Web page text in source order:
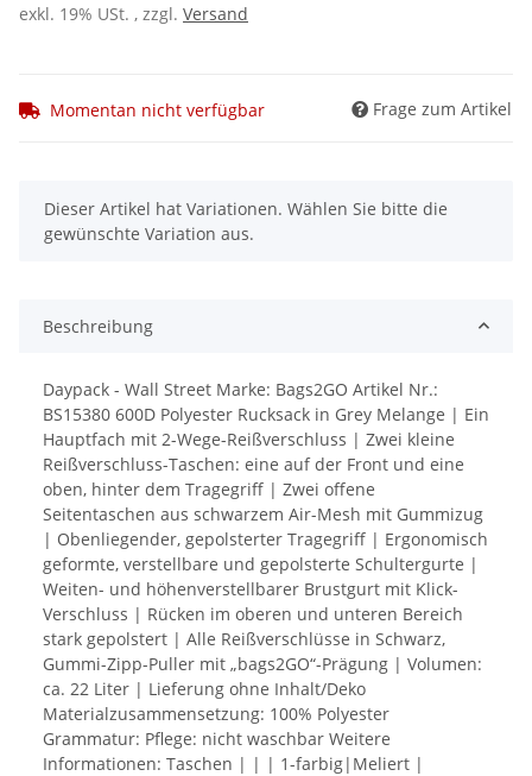
exkl. 19% USt. , zzgl. Versand
Momentan nicht verfügbar Frage zum Artikel
x
Dieser Artikel hat Variationen. Wählen Sie bitte die
gewünschte Variation aus.
Beschreibung
Daypack - Wall Street Marke: Bags2GO Artikel Nr.:
BS15380 600D Polyester Rucksack in Grey Melange | Ein
Hauptfach mit 2-Wege-Reißverschluss | Zwei kleine
Reißverschluss-Taschen: eine auf der Front und eine
oben, hinter dem Tragegriff | Zwei offene
Seitentaschen aus schwarzem Air-Mesh mit Gummizug
| Obenliegender, gepolsterter Tragegriff | Ergonomisch
geformte, verstellbare und gepolsterte Schultergurte |
Weiten- und höhenverstellbarer Brustgurt mit Klick-
Verschluss | Rücken im oberen und unteren Bereich
stark gepolstert | Alle Reißverschlüsse in Schwarz,
Gummi-Zipp-Puller mit „bags2GO“-Prägung | Volumen:
ca. 22 Liter | Lieferung ohne Inhalt/Deko
Materialzusammensetzung: 100% Polyester
Grammatur: Pflege: nicht waschbar Weitere
Informationen: Taschen | | | 1-farbig|Meliert |